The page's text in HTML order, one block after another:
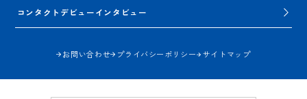
コンタクトデビューインタビュー
お問い合わせ プライバシーポリシー サイトマップ